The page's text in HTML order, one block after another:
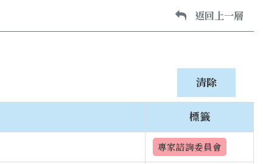
返回上一層
標籤
專家諮詢委員會